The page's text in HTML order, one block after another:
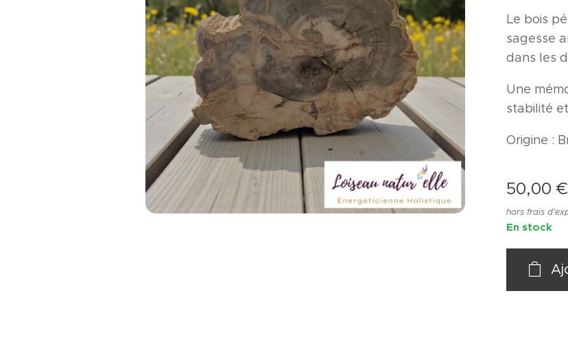
Le bois
sagesse
dans les
Une
stabilité
Origine :
50,00 €
hors frais
En stock